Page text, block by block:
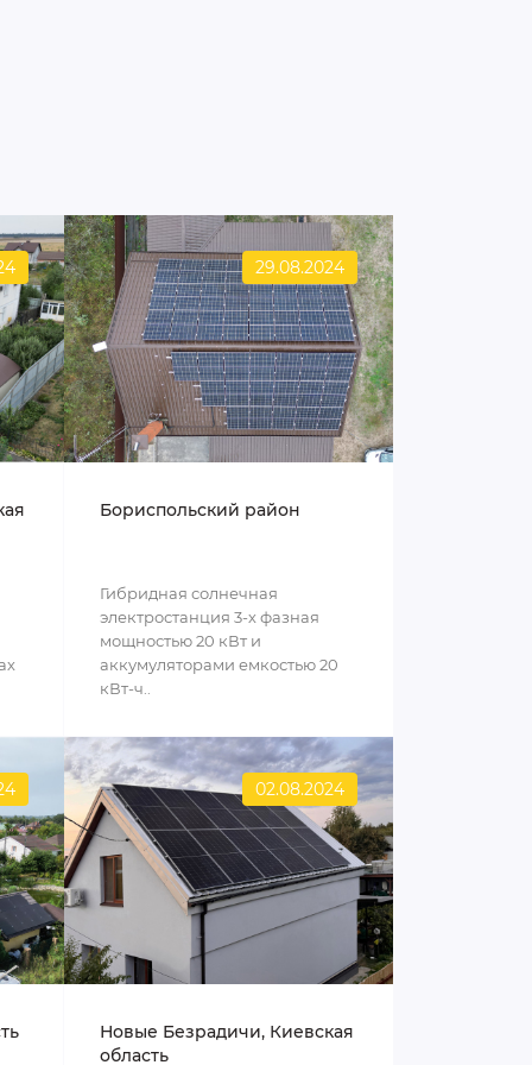
29.08.2024
Бориспольский район
Гибридная солнечная
электростанция 3-х фазная
мощностью 20 кВт и
аккумуляторами емкостью 20
кВт-ч..
02.08.2024
Новые Безрадичи, Киевская
область